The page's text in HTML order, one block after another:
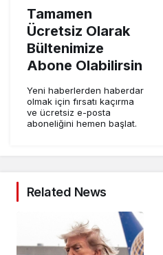
Tamamen
Ücretsiz Olarak
Bültenimize
Abone Olabilirsin
Yeni haberlerden haberdar
olmak için fırsatı kaçırma
ve ücretsiz e-posta
aboneliğini hemen başlat.
Related News